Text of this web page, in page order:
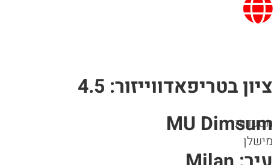
ציון בטריפאדווייזור: 4.5
מסעדות
מישלן
MU Dimsum